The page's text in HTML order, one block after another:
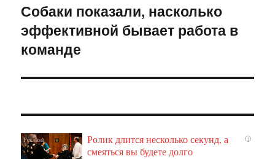
Следующая
запись:
Собаки показали, насколько
эффективной бывает работа в
команде
i
Ролик длится несколько секунд, а
смеяться вы будете долго